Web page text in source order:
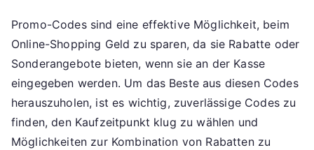
von
Aktionscodes:
Aktionscodes,
Effektive
Strategien,
Belohnungen
maximieren
Promo-Codes sind eine effektive Möglichkeit, beim
Online-Shopping Geld zu sparen, da sie Rabatte oder
Sonderangebote bieten, wenn sie an der Kasse
eingegeben werden. Um das Beste aus diesen Codes
herauszuholen, ist es wichtig, zuverlässige Codes zu
finden, den Kaufzeitpunkt klug zu wählen und
Möglichkeiten zur Kombination von Rabatten zu